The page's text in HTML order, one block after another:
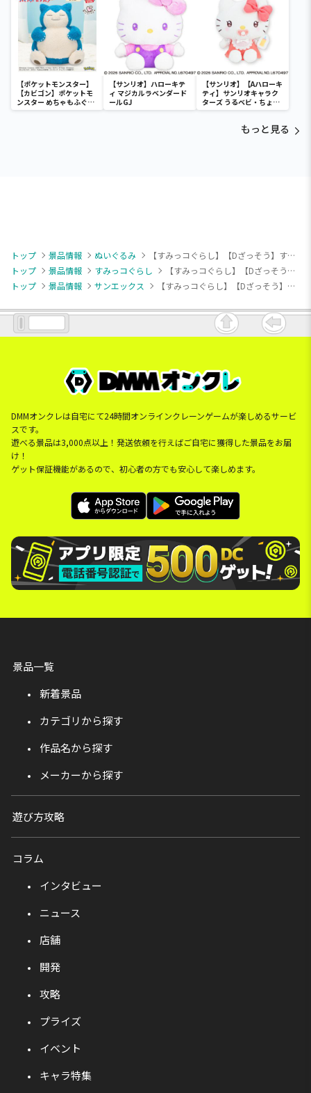
【ポケットモンスター】
【カビゴン】ポケットモ
ンスター めちゃもふぐっ
と ほっこりいやされぬい
【サンリオ】ハローキテ
ィ マジカルラベンダード
ールGJ
【サンリオ】【Aハローキ
ティ】サンリオキャラク
ターズ うるベビ・ちょい
デカドール
もっと見る
トップ 景品情報 ぬいぐるみ
【すみっコぐらし】【Dざっそう】すみっコぐらし たぴおかコンビニ みにっコころっとぬいぐるみ
トップ
景品情報 すみっコぐらし
【すみっコぐらし】【Dざっそう】すみっコぐらし たぴおかコンビニ みにっコころっとぬいぐるみ
トップ
景品情報 サンエックス 【すみっコぐらし】【Dざっそう】すみっコぐらし たぴおかコンビニ みにっコころっとぬいぐるみ
DMMオンクレは自宅にて24時間オンラインクレーンゲームが楽しめるサービ
スです。
遊べる景品は3,000点以上！発送依頼を行えばご自宅に獲得した景品をお届
け！
ゲット保証機能があるので、初心者の方でも安心して楽しめます。
景品一覧
新着景品
カテゴリから探す
作品名から探す
メーカーから探す
遊び方攻略
コラム
インタビュー
ニュース
店舗
開発
攻略
プライズ
イベント
キャラ特集